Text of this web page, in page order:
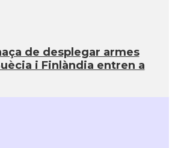
de desplegar armes
i Finlàndia entren a